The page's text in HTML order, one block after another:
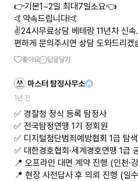
👉기본1~2일 최대7일소요👈
🤙약속드립니다!🤙
✌️24시무료상담 베테랑 11년차 신
편하게 문의주시면 상담 도와드리겠
좋아요 답글달기
마스터 탐정사무소
1년 전
✅ 경찰청 정식 등록 탐정사
✅ 전국탐정연맹 1기 정회원
✅ 디지털첨단범죄예방협회 1급 탐
✅ 대한경호협회·세계경호연맹 1급
📍 오프라인 대면 계약 진행 (인천·
📍 현장 사전답사 후 의뢰 진행 (일